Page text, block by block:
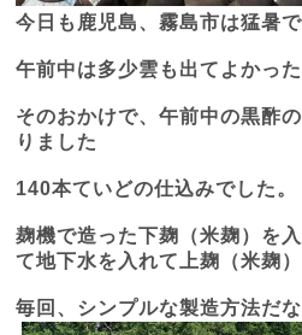
今日も鹿児島、霧島市は猛暑
午前中は多少雲も出てよかっ
そのおかけで、午前中の黒酢
りました
140本ていどの仕込みでした。
麹機で造った下麹（米麹）を
て地下水を入れて上麹（米麹）
毎回、シンプルな製造方法だ